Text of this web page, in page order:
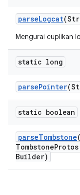
parseLogcat
Mengurai cuplikan
static long
parsePointer
static boolean
parseTombstone
TombstoneProtos
Builder)